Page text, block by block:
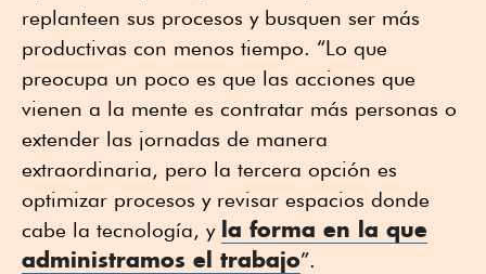
replanteen sus procesos y busquen ser más
productivas con menos tiempo. “Lo que
preocupa un poco es que las acciones que
vienen a la mente es contratar más personas o
extender las jornadas de manera
extraordinaria, pero la tercera opción es
optimizar procesos y revisar espacios donde
cabe la tecnología, y la forma en la que
administramos el trabajo”.